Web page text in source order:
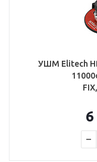
УШМ Elitech